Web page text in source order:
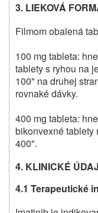
3. LIEKOVÁ
Filmom obalená
100 mg tableta:
tablety s ryhou na
100" na druhej
rovnaké dávky.
400 mg tableta:
bikonvexné tablety
400".
4. KLINICKÉ
4.1 Terapeutické